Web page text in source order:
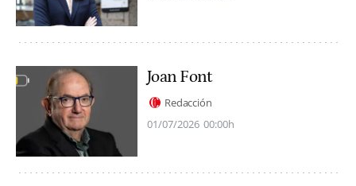
Joan Font
Redacción
01/07/2026 00:00h